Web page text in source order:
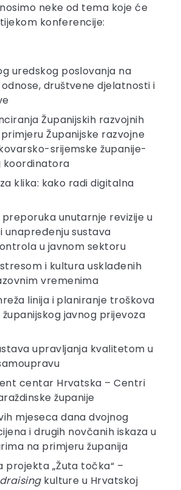
neke od tema koje će
konferencije:
uredskog poslovanja na
društvene djelatnosti i
Županijskih razvojnih
Županijske razvojne
srijemske županije-
koordinatora
klika: kako radi digitalna
preporuka unutarnje revizije u
unapređenju sustava
u javnom sektoru
i kultura usklađenih
vremenima
linija i planiranje troškova
javnog prijevoza
upravljanja kvalitetom u
centar Hrvatska – Centri
županije
mjeseca dana dvojnog
i drugih novčanih iskaza u
na primjeru županija
projekta „Žuta točka“ –
kulture u Hrvatskoj